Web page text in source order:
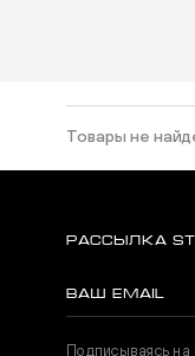
Товары не
РАССЫЛКА
Подписываясь